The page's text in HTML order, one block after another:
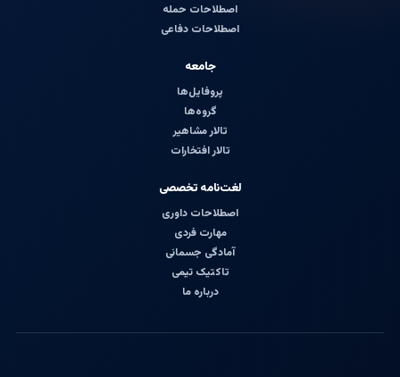
اصطلاحات حمله
اصطلاحات دفاعی
جامعه
پروفایل‌ها
گروه‌ها
تالار مشاهیر
تالار افتخارات
لغت‌نامه تخصصی
اصطلاحات داوری
مهارت فردی
آمادگی جسمانی
تاکتیک تیمی
درباره ما